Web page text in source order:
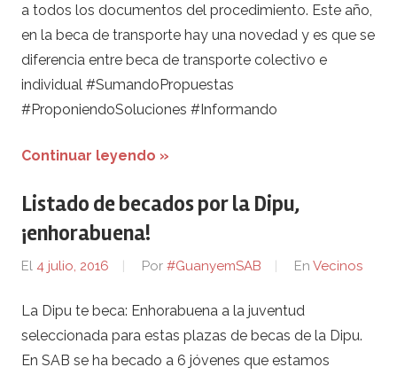
a todos los documentos del procedimiento. Este año,
en la beca de transporte hay una novedad y es que se
diferencia entre beca de transporte colectivo e
individual #SumandoPropuestas
#ProponiendoSoluciones #Informando
Continuar leyendo »
Listado de becados por la Dipu,
¡enhorabuena!
El 4 julio, 2016 Por #GuanyemSAB En Vecinos
La Dipu te beca: Enhorabuena a la juventud
seleccionada para estas plazas de becas de la Dipu.
En SAB se ha becado a 6 jóvenes que estamos